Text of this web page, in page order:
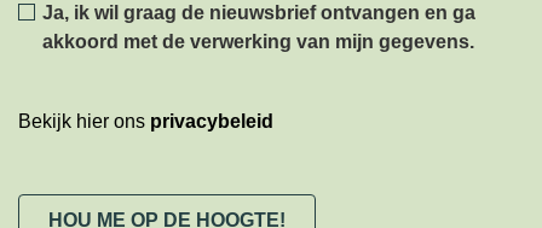
Ja, ik wil graag de nieuwsbrief ontvangen en ga
akkoord met de verwerking van mijn gegevens.
Bekijk hier ons privacybeleid